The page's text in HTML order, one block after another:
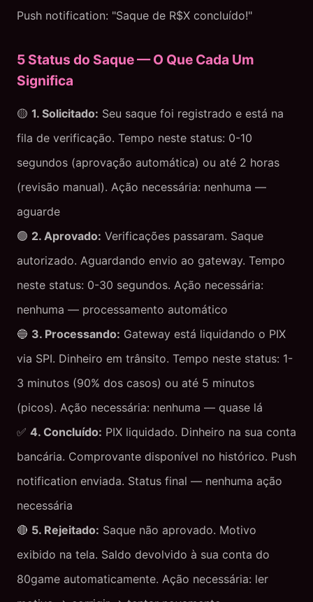
Push notification: "Saque de R$X concluído!"
5 Status do Saque — O Que Cada Um
Significa
🟡 1. Solicitado: Seu saque foi registrado e está na
fila de verificação. Tempo neste status: 0-10
segundos (aprovação automática) ou até 2 horas
(revisão manual). Ação necessária: nenhuma —
aguarde
🟢 2. Aprovado: Verificações passaram. Saque
autorizado. Aguardando envio ao gateway. Tempo
neste status: 0-30 segundos. Ação necessária:
nenhuma — processamento automático
🔵 3. Processando: Gateway está liquidando o PIX
via SPI. Dinheiro em trânsito. Tempo neste status: 1-
3 minutos (90% dos casos) ou até 5 minutos
(picos). Ação necessária: nenhuma — quase lá
✅ 4. Concluído: PIX liquidado. Dinheiro na sua conta
bancária. Comprovante disponível no histórico. Push
notification enviada. Status final — nenhuma ação
necessária
🔴 5. Rejeitado: Saque não aprovado. Motivo
exibido na tela. Saldo devolvido à sua conta do
80game automaticamente. Ação necessária: ler